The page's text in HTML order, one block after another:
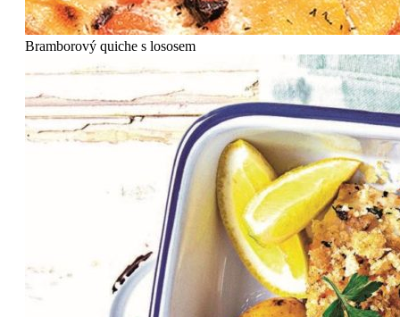
Bramborový quiche s lososem